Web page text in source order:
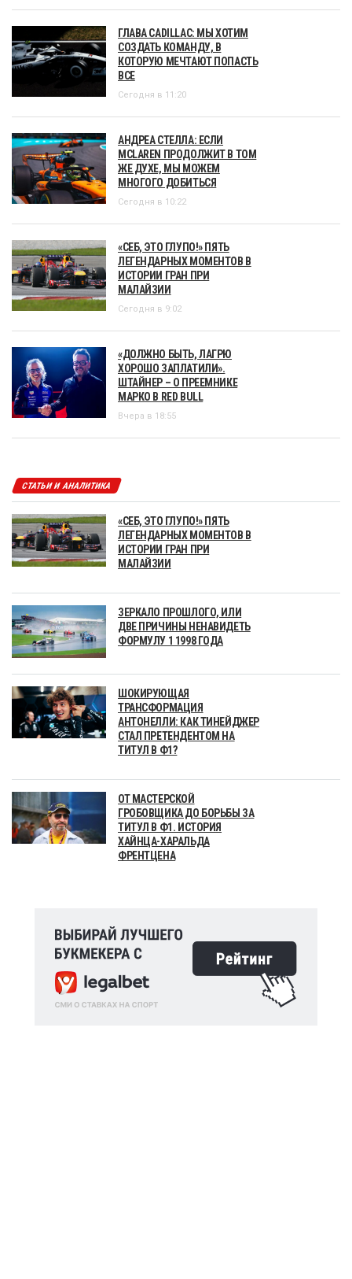
ГЛАВА CADILLAC: МЫ ХОТИМ
СОЗДАТЬ КОМАНДУ, В
КОТОРУЮ МЕЧТАЮТ ПОПАСТЬ
ВСЕ
Сегодня в 11:20
АНДРЕА СТЕЛЛА: ЕСЛИ
MCLAREN ПРОДОЛЖИТ В ТОМ
ЖЕ ДУХЕ, МЫ МОЖЕМ
МНОГОГО ДОБИТЬСЯ
Сегодня в 10:22
«СЕБ, ЭТО ГЛУПО!» ПЯТЬ
ЛЕГЕНДАРНЫХ МОМЕНТОВ В
ИСТОРИИ ГРАН ПРИ
МАЛАЙЗИИ
Сегодня в 9:02
«ДОЛЖНО БЫТЬ, ЛАГРЮ
ХОРОШО ЗАПЛАТИЛИ».
ШТАЙНЕР – О ПРЕЕМНИКЕ
МАРКО В RED BULL
Вчера в 18:55
СТАТЬИ И АНАЛИТИКА
«СЕБ, ЭТО ГЛУПО!» ПЯТЬ
ЛЕГЕНДАРНЫХ МОМЕНТОВ В
ИСТОРИИ ГРАН ПРИ
МАЛАЙЗИИ
ЗЕРКАЛО ПРОШЛОГО, ИЛИ
ДВЕ ПРИЧИНЫ НЕНАВИДЕТЬ
ФОРМУЛУ 1 1998 ГОДА
ШОКИРУЮЩАЯ
ТРАНСФОРМАЦИЯ
АНТОНЕЛЛИ: КАК ТИНЕЙДЖЕР
СТАЛ ПРЕТЕНДЕНТОМ НА
ТИТУЛ В Ф1?
ОТ МАСТЕРСКОЙ
ГРОБОВЩИКА ДО БОРЬБЫ ЗА
ТИТУЛ В Ф1. ИСТОРИЯ
ХАЙНЦА-ХАРАЛЬДА
ФРЕНТЦЕНА